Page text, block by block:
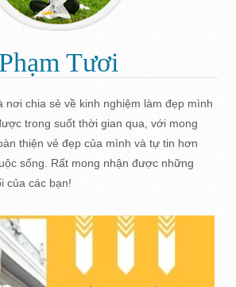
Phạm Tươi
nơi chia sẻ về kinh nghiệm làm đẹp mình
trong suốt thời gian qua, với mong
thiện vẻ đẹp của mình và tự tin hơn
sống. Rất mong nhận được những
của các bạn!